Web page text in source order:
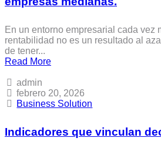
En un entorno empresarial cada vez
rentabilidad no es un resultado al
de tener...
Read More
admin
febrero 20, 2026
Business Solution
Indicadores que vinculan